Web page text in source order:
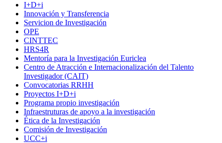
I+D+i
Innovación y Transferencia
Servicion de Investigación
OPE
CINTTEC
HRS4R
Mentoría para la Investigación Euriclea
Centro de Atracción e Internacionalización del Talento
Investigador (CAIT)
Convocatorias RRHH
Proyectos I+D+i
Programa propio investigación
Infraestruturas de apoyo a la investigación
Ética de la Investigación
Comisión de Investigación
UCC+i